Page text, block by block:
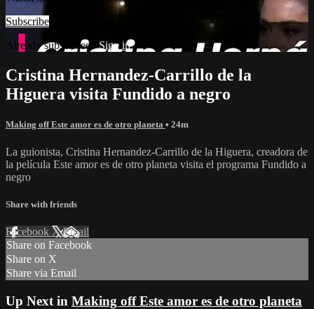
Subscribe
Already subscribed?Sign in
Cristina Hernandez-Carrillo de la
Higuera visita Fundido a negro
Making off Este amor es de otro planeta • 24m
La guionista, Cristina Hernandez-Carrillo de la Higuera, creadora de
la película Este amor es de otro planeta visita el programa Fundido a
negro
Share with friends
Facebook XEmail
Share on Facebook
Share on X
Share via Email
Up Next in Making off Este amor es de otro planeta